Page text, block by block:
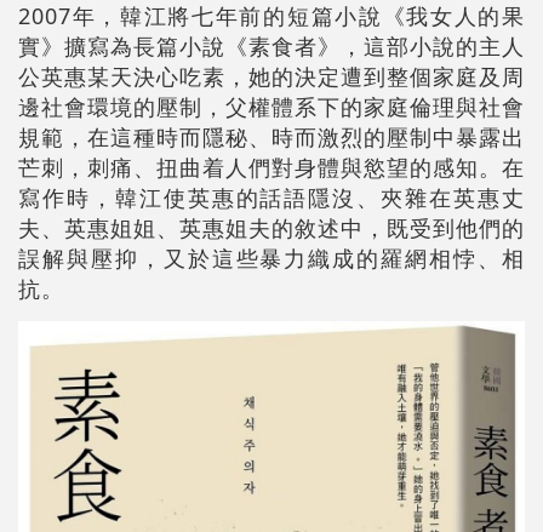
2007年，韓江將七年前的短篇小說《我女人的果
實》擴寫為長篇小說《素食者》，這部小說的主人
公英惠某天決心吃素，她的決定遭到整個家庭及周
邊社會環境的壓制，父權體系下的家庭倫理與社會
規範，在這種時而隱秘、時而激烈的壓制中暴露出
芒刺，刺痛、扭曲着人們對身體與慾望的感知。在
寫作時，韓江使英惠的話語隱沒、夾雜在英惠丈
夫、英惠姐姐、英惠姐夫的敘述中，既受到他們的
誤解與壓抑，又於這些暴力織成的羅網相悖、相
抗。